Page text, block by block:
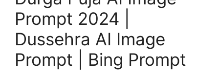
Prompt 2024 |
Dussehra AI Image
Prompt | Bing Prompt